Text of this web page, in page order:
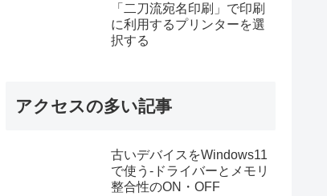
「二刀流宛名印刷」で印刷
に利用するプリンターを選
択する
アクセスの多い記事
古いデバイスをWindows11
で使う-ドライバーとメモリ
整合性のON・OFF